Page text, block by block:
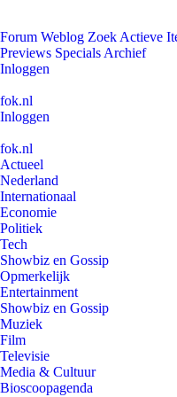
Forum Weblog Zoek Actieve
Previews Specials Archief
Inloggen
fok.nl
Inloggen
fok.nl
Actueel
Nederland
Internationaal
Economie
Politiek
Tech
Showbiz en Gossip
Opmerkelijk
Entertainment
Showbiz en Gossip
Muziek
Film
Televisie
Media & Cultuur
Bioscoopagenda